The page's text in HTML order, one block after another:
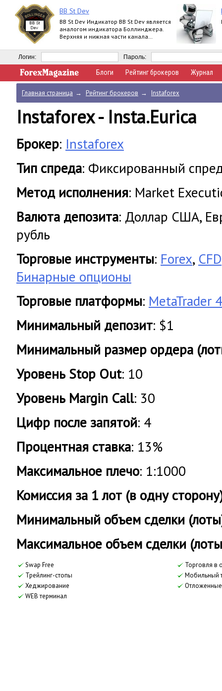
BB St Dev
BB St Dev Индикатор BB St Dev является
аналогом индикатора Боллинджера.
Верхняя и нижная части канала
помощи iStd
Логин: Пароль:
Блоги Рейтинг брокеров Журнал
Главная страница → Рейтинг брокеров → Instaforex
Instaforex - Insta.Eurica
Брокер: Instaforex
Тип спреда: Фиксированный
Метод исполнения: Market
Валюта депозита: Доллар США,
рубль
Торговые инструменты: Forex, CFD
Бинарные опционы
Торговые платформы: MetaTrader 4
Минимальный депозит: $1
Минимальный размер ордера
Уровень Stop Out: 10
Уровень Margin Call: 30
Цифр после запятой: 4
Процентная ставка: 13%
Максимальное плечо: 1:1000
Комиссия за 1 лот (в одну
Минимальный объем сделки
Максимальное объем сделки
Swap Free
Торговля в
Трейлинг-стопы
Мобильный
Хеджирование
WEB терминал